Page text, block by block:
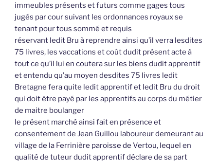
immeubles présents et futurs comme gages tous
jugés par cour suivant les ordonnances royaux se
tenant pour tous sommé et requis
réservant ledit Bru à reprendre ainsi qu’il verra lesdites
75 livres, les vaccations et coût dudit présent acte à
tout ce qu’il lui en coutera sur les biens dudit apprentif
et entendu qu’au moyen desdites 75 livres ledit
Bretagne fera quite ledit apprentif et ledit Bru du droit
qui doit être payé par les apprentifs au corps du métier
de maitre boulanger
le présent marché ainsi fait en présence et
consentement de Jean Guillou laboureur demeurant au
village de la Ferrinière paroisse de Vertou, lequel en
qualité de tuteur dudit apprentif déclare de sa part